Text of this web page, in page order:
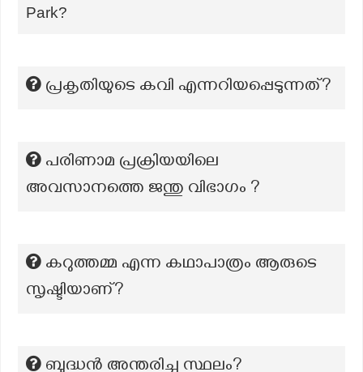
Park?
പ്രകൃതിയുടെ കവി എന്നറിയപ്പെടുന്നത്?
പരിണാമ പ്രക്രിയയിലെ
അവസാനത്തെ ജന്തു വിഭാഗം ?
കറുത്തമ്മ എന്ന കഥാപാത്രം ആരുടെ
സൃഷ്ടിയാണ്?
ബുദ്ധൻ അന്തരിച്ച സ്ഥലം?